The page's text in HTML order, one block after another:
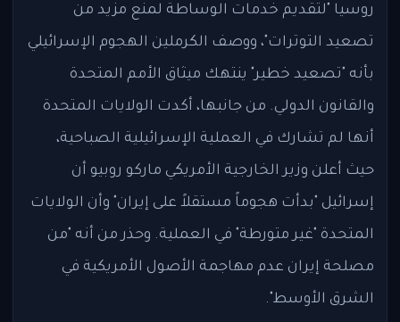
روسيا "لتقديم خدمات الوساطة لمنع مزيد من
تصعيد التوترات"، ووصف الكرملين الهجوم الإسرائيلي
بأنه "تصعيد خطير" ينتهك ميثاق الأمم المتحدة
والقانون الدولي. من جانبها، أكدت الولايات المتحدة
أنها لم تشارك في العملية الإسرائيلية الصباحية،
حيث أعلن وزير الخارجية الأمريكي ماركو روبيو أن
إسرائيل "بدأت هجوماً مستقلاً على إيران" وأن الولايات
المتحدة "غير متورطة" في العملية. وحذر من أنه "من
مصلحة إيران عدم مهاجمة الأصول الأمريكية في
الشرق الأوسط".